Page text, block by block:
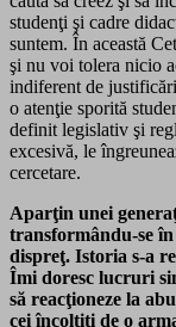
studenţi şi cadre
suntem. În această
şi nu voi tolera nicio
indiferent de
o atenţie sporită
definit legislativ şi
excesivă, le
cercetare.
Aparţin unei
transformându-se
dispreţ. Istoria s-a
Îmi doresc lucruri
să reacţioneze la
cei încolţiţi de o